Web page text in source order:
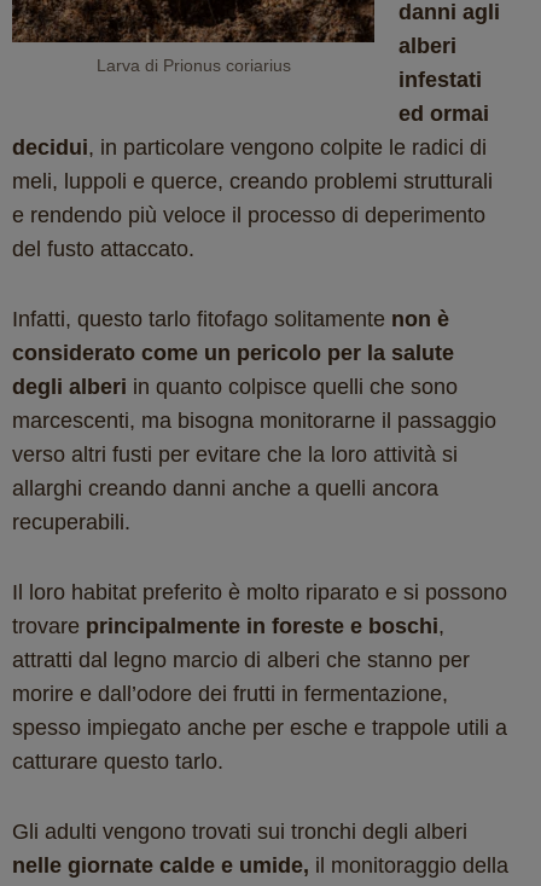
Larva di Prionus coriarius
danni agli
alberi
infestati
ed ormai
decidui, in particolare vengono colpite le radici di
meli, luppoli e querce, creando problemi strutturali
e rendendo più veloce il processo di deperimento
del fusto attaccato.
Infatti, questo tarlo fitofago solitamente non è
considerato come un pericolo per la salute
degli alberi in quanto colpisce quelli che sono
marcescenti, ma bisogna monitorarne il passaggio
verso altri fusti per evitare che la loro attività si
allarghi creando danni anche a quelli ancora
recuperabili.
Il loro habitat preferito è molto riparato e si possono
trovare principalmente in foreste e boschi,
attratti dal legno marcio di alberi che stanno per
morire e dall’odore dei frutti in fermentazione,
spesso impiegato anche per esche e trappole utili a
catturare questo tarlo.
Gli adulti vengono trovati sui tronchi degli alberi
nelle giornate calde e umide, il monitoraggio della